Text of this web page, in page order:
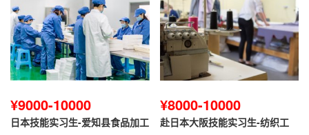
¥9000-10000
日本技能实习生-爱知县食品加工
¥8000-10000
赴日本大阪技能实习生-纺织工